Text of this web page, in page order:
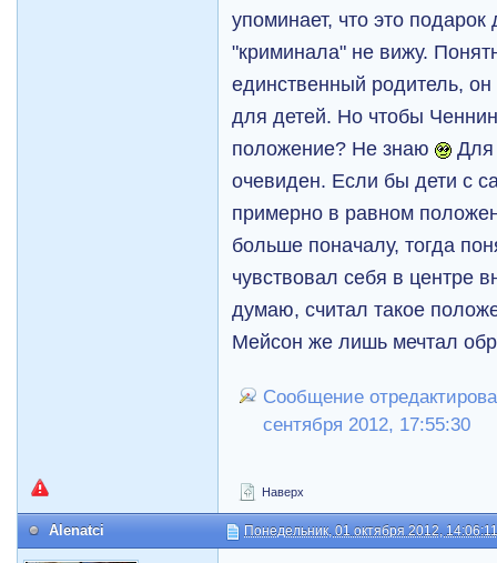
упоминает, что это
"криминала" не вижу.
единственный родитель,
для детей. Но чтобы
положение? Не знаю
Для
очевиден. Если бы дети с
примерно в равном
больше поначалу, тогда
чувствовал себя в центре
думаю, считал такое
Мейсон же лишь мечтал
Сообщение
сентября 2012, 17:55:30
Наверх
Alenatci Понедельник, 01 октября 2012,